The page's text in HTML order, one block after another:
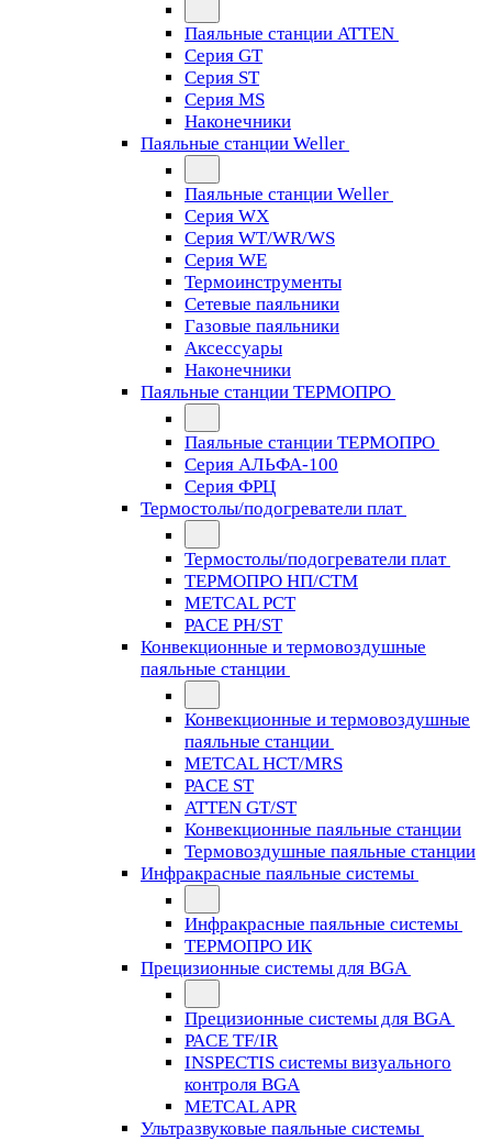
Паяльные станции ATTEN
Серия GT
Серия ST
Серия MS
Наконечники
Паяльные станции Weller
Паяльные станции Weller
Серия WX
Серия WT/WR/WS
Серия WE
Термоинструменты
Сетевые паяльники
Газовые паяльники
Аксессуары
Наконечники
Паяльные станции ТЕРМОПРО
Паяльные станции ТЕРМОПРО
Серия АЛЬФА-100
Серия ФРЦ
Термостолы/подогреватели плат
Термостолы/подогреватели плат
ТЕРМОПРО НП/СТМ
METCAL PCT
PACE PH/ST
Конвекционные и термовоздушные
паяльные станции
Конвекционные и термовоздушные
паяльные станции
METCAL HCT/MRS
PACE ST
ATTEN GT/ST
Конвекционные паяльные станции
Термовоздушные паяльные станции
Инфракрасные паяльные системы
Инфракрасные паяльные системы
ТЕРМОПРО ИК
Прецизионные системы для BGA
Прецизионные системы для BGA
PACE TF/IR
INSPECTIS системы визуального
контроля BGA
METCAL APR
Ультразвуковые паяльные системы